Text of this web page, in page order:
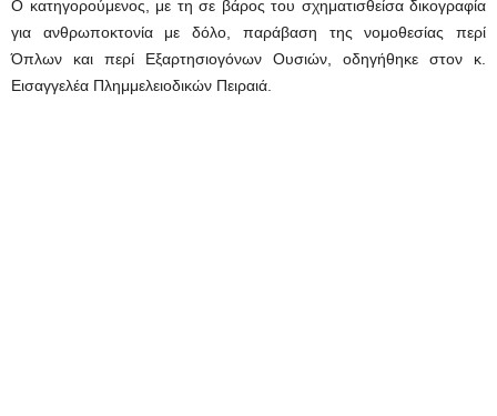
Ο κατηγορούμενος, με τη σε βάρος του σχηματισθείσα δικογραφία
για ανθρωποκτονία με δόλο, παράβαση της νομοθεσίας περί
Όπλων και περί Εξαρτησιογόνων Ουσιών, οδηγήθηκε στον κ.
Εισαγγελέα Πλημμελειοδικών Πειραιά.